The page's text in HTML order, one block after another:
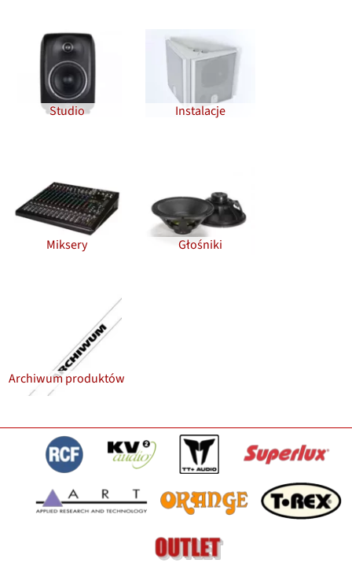
Studio Instalacje
Miksery Głośniki
Archiwum produktów